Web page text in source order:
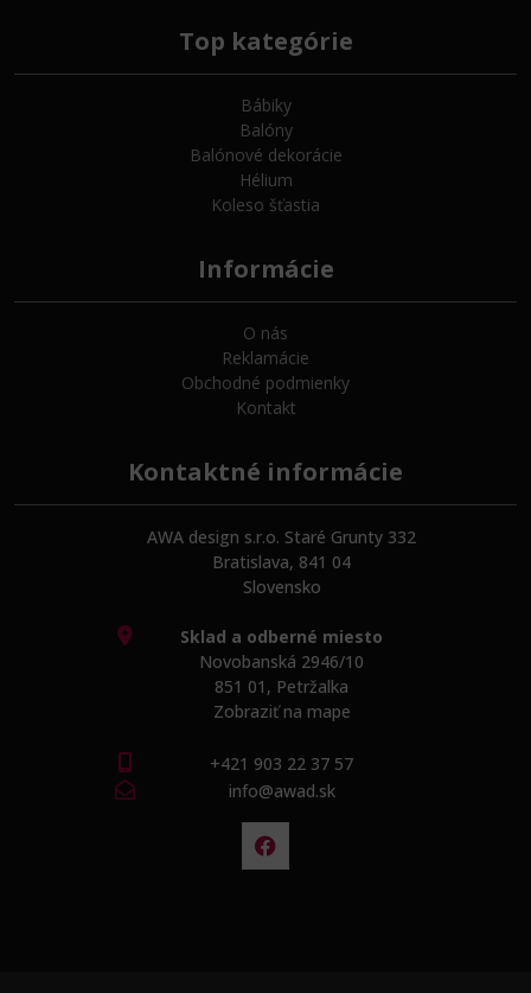
Top kategórie
Bábiky
Balóny
Balónové dekorácie
Hélium
Koleso šťastia
Informácie
O nás
Reklamácie
Obchodné podmienky
Kontakt
Kontaktné informácie
AWA design s.r.o. Staré Grunty 332
Bratislava, 841 04
Slovensko
Sklad a odberné miesto
Novobanská 2946/10
851 01, Petržalka
Zobraziť na mape
+421 903 22 37 57
info@awad.sk